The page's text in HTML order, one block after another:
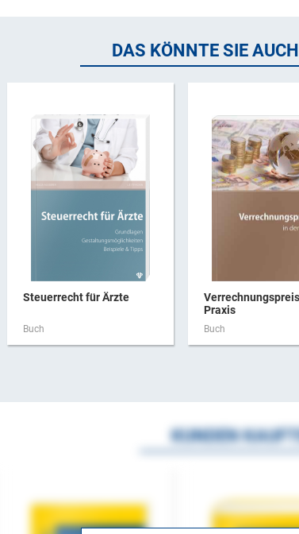
DAS KÖNNTE SIE
Steuerrecht für Ärzte
Buch
Praxis
Buch
KUNDEN